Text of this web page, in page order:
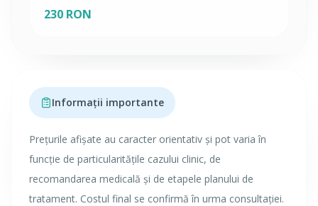
230 RON
Informații importante
Prețurile afișate au caracter orientativ și pot varia în
funcție de particularitățile cazului clinic, de
recomandarea medicală și de etapele planului de
tratament. Costul final se confirmă în urma consultației.